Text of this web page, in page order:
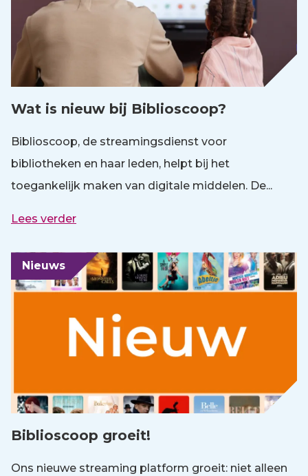
Wat is nieuw bij Biblioscoop?
Biblioscoop, de streamingsdienst voor
bibliotheken en haar leden, helpt bij het
toegankelijk maken van digitale middelen. De...
Lees verder
Nieuws
Biblioscoop groeit!
Ons nieuwe streaming platform groeit: niet alleen